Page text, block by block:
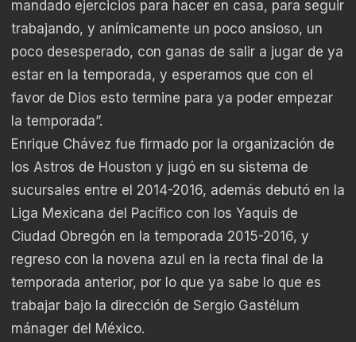
mandado ejercicios para hacer en casa, para seguir
trabajando, y anímicamente un poco ansioso, un
poco desesperado, con ganas de salir a jugar de ya
estar en la temporada, y esperamos que con el
favor de Dios esto termine para ya poder empezar
la temporada”.
Enrique Chávez fue firmado por la organización de
los Astros de Houston y jugó en su sistema de
sucursales entre el 2014-2016, además debutó en la
Liga Mexicana del Pacífico con los Yaquis de
Ciudad Obregón en la temporada 2015-2016, y
regreso con la novena azul en la recta final de la
temporada anterior, por lo que ya sabe lo que es
trabajar bajo la dirección de Sergio Gastélum
mánager del México.